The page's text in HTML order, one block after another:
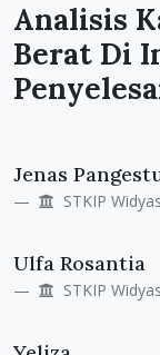
Analisis
Berat Di
Article
Content
Jenas
STKIP
Ulfa Rosantia
STKIP